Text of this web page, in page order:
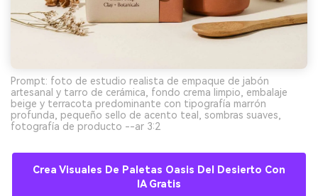
Prompt: foto de estudio realista de empaque de jabón
artesanal y tarro de cerámica, fondo crema limpio, embalaje
beige y terracota predominante con tipografía marrón
profunda, pequeño sello de acento teal, sombras suaves,
fotografía de producto --ar 3:2
Crea Visuales De Paletas Oasis Del Desierto Con
IA Gratis